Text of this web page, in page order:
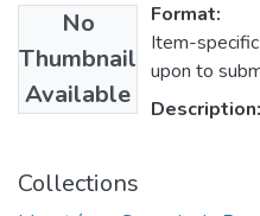
No
Thumbnail
Available
Format:
Item-
upon to
Description:
Collections